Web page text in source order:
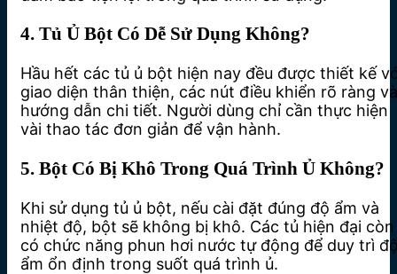
4. Tủ Ủ Bột Có Dễ Sử Dụng Không?
Hầu hết các tủ ủ bột hiện nay đều được thiết kế
giao diện thân thiện, các nút điều khiển rõ ràng và
hướng dẫn chi tiết. Người dùng chỉ cần thực hiện
vài thao tác đơn giản để vận hành.
5. Bột Có Bị Khô Trong Quá Trình Ủ Không?
Khi sử dụng tủ ủ bột, nếu cài đặt đúng độ ẩm và
nhiệt độ, bột sẽ không bị khô. Các tủ hiện đại còn
có chức năng phun hơi nước tự động để duy trì
ẩm ổn định trong suốt quá trình ủ.